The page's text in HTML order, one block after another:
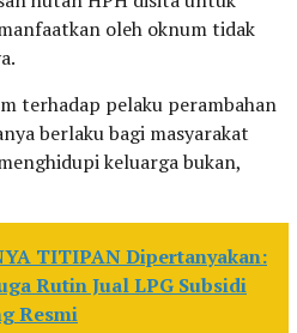
oleh oknum tidak
terhadap pelaku perambahan
berlaku bagi masyarakat
keluarga bukan,
TITIPAN Dipertanyakan:
Rutin Jual LPG Subsidi
Resmi